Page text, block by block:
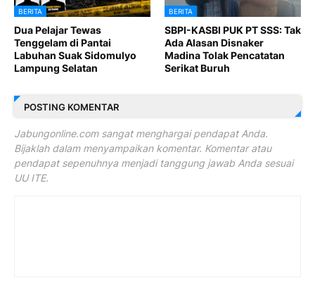
BERITA
Dua Pelajar Tewas
Tenggelam di Pantai
Labuhan Suak Sidomulyo
Lampung Selatan
BERITA
SBPI-KASBI PUK PT SSS: Tak
Ada Alasan Disnaker
Madina Tolak Pencatatan
Serikat Buruh
POSTING KOMENTAR
Jabungonline.com sangat menghargai pendapat Anda.
Bijaklah dalam menyampaikan komentar. Komentar atau
pendapat sepenuhnya menjadi tanggung jawab Anda sesuai
UU ITE.